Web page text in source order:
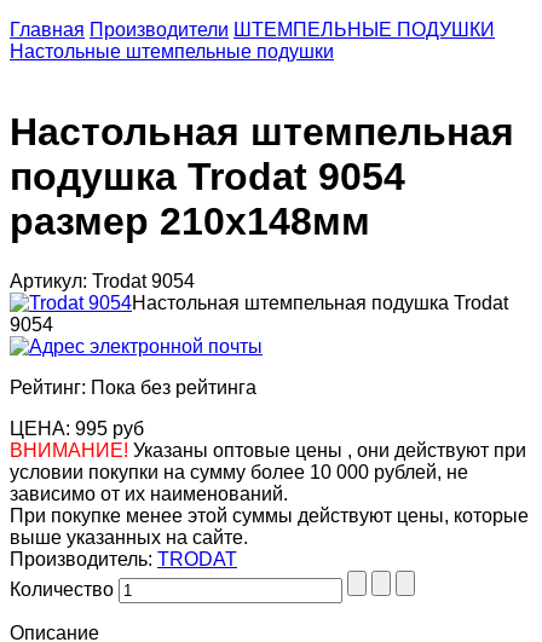
Главная Производители ШТЕМПЕЛЬНЫЕ ПОДУШКИ
Настольные штемпельные подушки
Настольная штемпельная
подушка Trodat 9054
размер 210х148мм
Артикул: Trodat 9054
Настольная штемпельная подушка Trodat
9054
Рейтинг: Пока без рейтинга
ЦЕНА: 995 руб
ВНИМАНИЕ! Указаны оптовые цены , они действуют при
условии покупки на сумму более 10 000 рублей, не
зависимо от их наименований.
При покупке менее этой суммы действуют цены, которые
выше указанных на сайте.
Производитель: TRODAT
Количество
Описание